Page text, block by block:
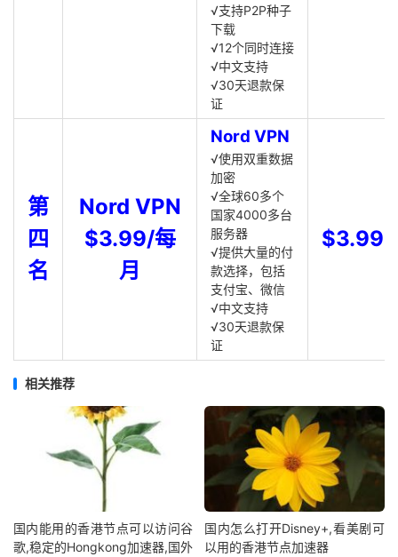
√支持P2P种子
下载
√12个同时连接
√中文支持
√30天退款保
证
第
四
名
Nord VPN
$3.99/每
月
Nord VPN
√使用双重数据
加密
√全球60多个
国家4000多台
服务器
√提供大量的付
款选择，包括
支付宝、微信
√中文支持
√30天退款保
证
$3.99
相关推荐
国内能用的香港节点可以访问谷
歌,稳定的Hongkong加速器,国外
国内怎么打开Disney+,看美剧可
以用的香港节点加速器